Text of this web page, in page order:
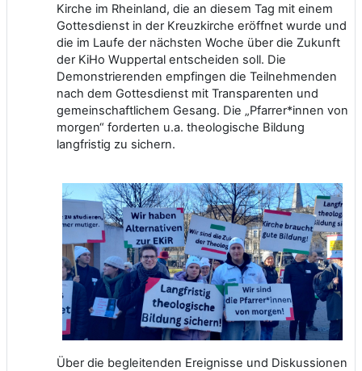
Kirche im Rheinland, die an diesem Tag mit einem
Gottesdienst in der Kreuzkirche eröffnet wurde und
die im Laufe der nächsten Woche über die Zukunft
der KiHo Wuppertal entscheiden soll. Die
Demonstrierenden empfingen die Teilnehmenden
nach dem Gottesdienst mit Transparenten und
gemeinschaftlichem Gesang. Die „Pfarrer*innen von
morgen“ forderten u.a. theologische Bildung
langfristig zu sichern.
Über die begleitenden Ereignisse und Diskussionen